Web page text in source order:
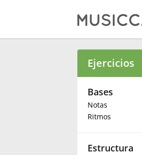
Dansk
Deutsch
Ejercicios
Bases
Notas
Ritmos
Estructura